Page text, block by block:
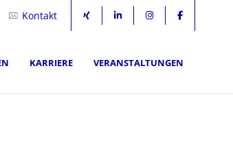
Kontakt
KARRIERE VERANSTALTUNGEN